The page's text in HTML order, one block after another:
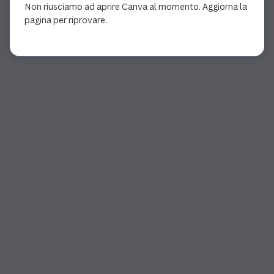
Non riusciamo ad aprire Canva al momento. Aggiorna la
pagina per riprovare.